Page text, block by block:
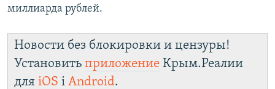
миллиарда рублей.
Новости без блокировки и цензуры!
Установить приложение Крым.Реалии
для iOS і Android.